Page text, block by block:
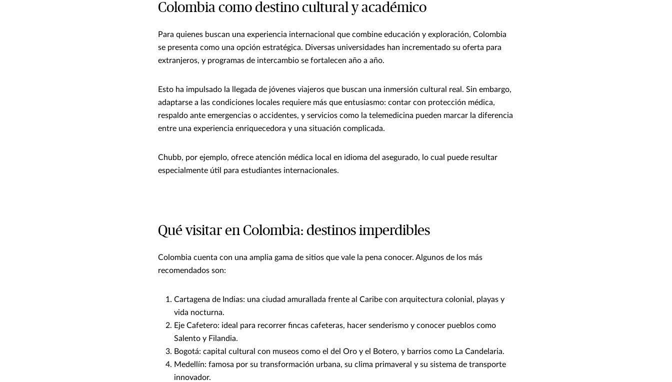
Colombia como destino cultural y académico
Para quienes buscan una experiencia internacional que combine educación y exploración, Colombia
se presenta como una opción estratégica. Diversas universidades han incrementado su oferta para
extranjeros, y programas de intercambio se fortalecen año a año.
Esto ha impulsado la llegada de jóvenes viajeros que buscan una inmersión cultural real. Sin embargo,
adaptarse a las condiciones locales requiere más que entusiasmo: contar con protección médica,
respaldo ante emergencias o accidentes, y servicios como la telemedicina pueden marcar la diferencia
entre una experiencia enriquecedora y una situación complicada.
Chubb, por ejemplo, ofrece atención médica local en idioma del asegurado, lo cual puede resultar
especialmente útil para estudiantes internacionales.
Qué visitar en Colombia: destinos imperdibles
Colombia cuenta con una amplia gama de sitios que vale la pena conocer. Algunos de los más
recomendados son:
Cartagena de Indias: una ciudad amurallada frente al Caribe con arquitectura colonial, playas y
vida nocturna.
Eje Cafetero: ideal para recorrer fincas cafeteras, hacer senderismo y conocer pueblos como
Salento y Filandia.
Bogotá: capital cultural con museos como el del Oro y el Botero, y barrios como La Candelaria.
Medellín: famosa por su transformación urbana, su clima primaveral y su sistema de transporte
innovador.